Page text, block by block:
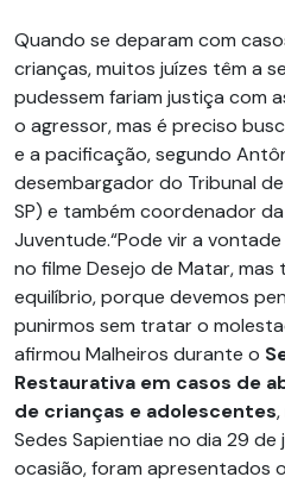
Quando se deparam com
crianças, muitos juízes têm a
pudessem fariam justiça com
o agressor, mas é preciso
e a pacificação, segundo
desembargador do Tribunal
SP) e também coordenador
Juventude.“Pode vir a
no filme Desejo de Matar,
equilíbrio, porque devemos
punirmos sem tratar o
afirmou Malheiros durante o
Restaurativa em casos de
de crianças e adolescentes
Sedes Sapientiae no dia 29 de
ocasião, foram apresentados